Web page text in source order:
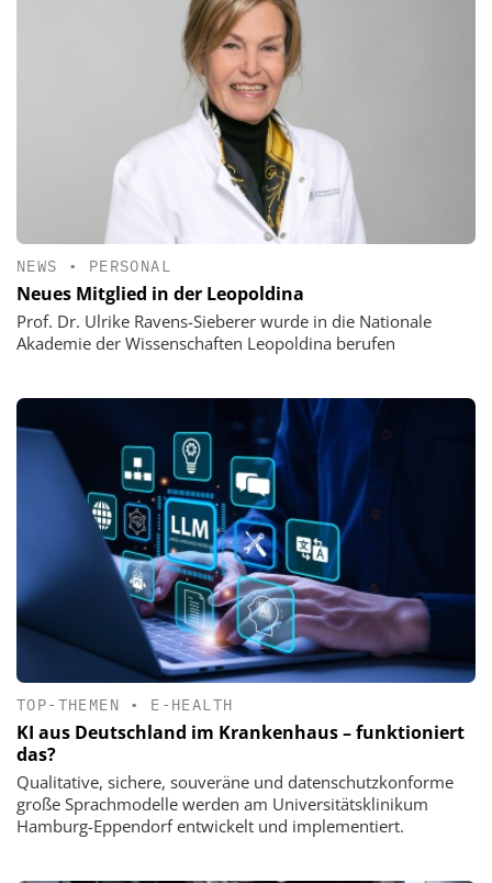
NEWS • PERSONAL
Neues Mitglied in der Leopoldina
Prof. Dr. Ulrike Ravens-Sieberer wurde in die Nationale
Akademie der Wissenschaften Leopoldina berufen
TOP-THEMEN • E-HEALTH
KI aus Deutschland im Krankenhaus – funktioniert
das?
Qualitative, sichere, souveräne und datenschutzkonforme
große Sprachmodelle werden am Universitätsklinikum
Hamburg-Eppendorf entwickelt und implementiert.